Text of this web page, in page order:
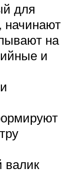
для
начинают
на
и
валик